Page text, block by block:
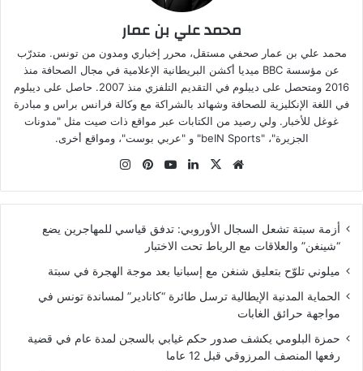
محمد علي بن عمار
محمد علي بن عمار صحفي مستقل، محرر إخباري ومدون من تونس. متدرّب
عن مؤسسة BBC ميديا أكشن البريطانية الإعلامية في مجال الصحافة منذ
2016 ومتحصل على ديبلوم في التقديم التلفزي منذ 2007. حاصل على ديبلوم
في اللغة الإنكليزية للصحافة وشهائد بالشراكة مع وكالة فرانس براس و مبادرة
غوغل للأخبار. ولي رصيد من الكتابات عبر مواقع ذات صيت مثل "مدونات
الجزيرة"، "beIN Sports" و "عربي بوست"، ومواقع أخرى.
موقع
‫X لينكدإن‫YouTubeبينتيريست
أزمة سبتة تشعل السجال الأوروبي: تدفق قياسي للمهاجرين يضع
“شينغن” والعلاقات مع الرباط تحت الاختبار
ميلوني تلوّح بتعليق شنغن مع إسبانيا بعد موجة الهجرة في سبتة
الحماية المدنية الإيطالية ترسل طائرة “كانادير” لمساندة تونس في
مواجهة حرائق الغابات
حمزة البلومي يكشف صدور حكم غيابي بالسجن لمدة عام في قضية
رفعها المنصف المرزوقي قبل 12 عاما